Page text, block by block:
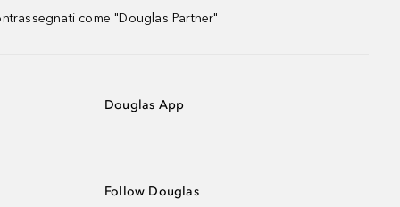
come "Douglas Partner"
Douglas App
Follow Douglas